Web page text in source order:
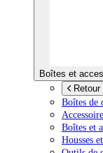
Boîtes et
Boîtes de
Boîtes et
Housses